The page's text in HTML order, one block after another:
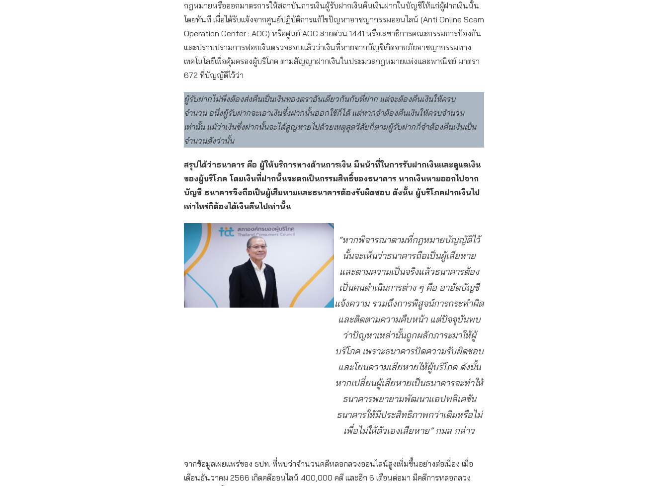
กฎหมายหรือออกมาตรการให้สถาบันการเงินผู้รับฝากเงินคืนเงินฝากในบัญชีให้แก่ผู้ฝากเงินนั้น
โดยทันที เมื่อได้รับแจ้งจากศูนย์ปฏิบัติการแก้ไขปัญหาอาชญากรรมออนไลน์ (Anti Online Scam
Operation Center : AOC) หรือศูนย์ AOC สายด่วน 1441 หรือเลขาธิการคณะกรรมการป้องกัน
และปราบปรามการฟอกเงินตรวจสอบแล้วว่าเงินที่หายจากบัญชีเกิดจากภัยอาชญากรรมทาง
เทคโนโลยีเพื่อคุ้มครองผู้บริโภค ตามสัญญาฝากเงินในประมวลกฎหมายแพ่งและพาณิชย์ มาตรา
672 ที่บัญญัติไว้ว่า
ผู้รับฝากไม่พึงต้องส่งคืนเป็นเงินทองตราอันเดียวกันกับที่ฝาก แต่จะต้องคืนเงินให้ครบ
จำนวน อนึ่งผู้รับฝากจะเอาเงินซึ่งฝากนั้นออกใช้ก็ได้ แต่หากจำต้องคืนเงินให้ครบจำนวน
เท่านั้น แม้ว่าเงินซึ่งฝากนั้นจะได้สูญหายไปด้วยเหตุสุดวิสัยก็ตามผู้รับฝากก็จำต้องคืนเงินเป็น
จำนวนดังว่านั้น
สรุปได้ว่าธนาคาร คือ ผู้ให้บริการทางด้านการเงิน มีหน้าที่ในการรับฝากเงินและดูแลเงิน
ของผู้บริโภค โดยเงินที่ฝากนั้นจะตกเป็นกรรมสิทธิ์ของธนาคาร หากเงินหายออกไปจาก
บัญชี ธนาคารจึงถือเป็นผู้เสียหายและธนาคารต้องรับผิดชอบ ดังนั้น ผู้บริโภคฝากเงินไป
เท่าไหร่ก็ต้องได้เงินคืนไปเท่านั้น
“หากพิจารณาตามที่กฎหมายบัญญัติไว้
นั้นจะเห็นว่าธนาคารถือเป็นผู้เสียหาย
และตามความเป็นจริงแล้วธนาคารต้อง
เป็นคนดำเนินการต่าง ๆ คือ อายัดบัญชี
แจ้งความ รวมถึงการพิสูจน์การกระทำผิด
และติดตามความคืบหน้า แต่ปัจจุบันพบ
ว่าปัญหาเหล่านั้นถูกผลักภาระมาให้ผู้
บริโภค เพราะธนาคารปัดความรับผิดชอบ
และโยนความเสียหายให้ผู้บริโภค ดังนั้น
หากเปลี่ยนผู้เสียหายเป็นธนาคารจะทำให้
ธนาคารพยายามพัฒนาแอปพลิเคชัน
ธนาคารให้มีประสิทธิภาพกว่าเดิมหรือไม่
เพื่อไม่ให้ตัวเองเสียหาย” กมล กล่าว
จากข้อมูลเผยแพร่ของ ธปท. ที่พบว่าจำนวนคดีหลอกลวงออนไลน์สูงเพิ่มขึ้นอย่างต่อเนื่อง เมื่อ
เดือนธันวาคม 2566 เกิดคดีออนไลน์ 400,000 คดี และอีก 6 เดือนต่อมา มีคดีการหลอกลวง